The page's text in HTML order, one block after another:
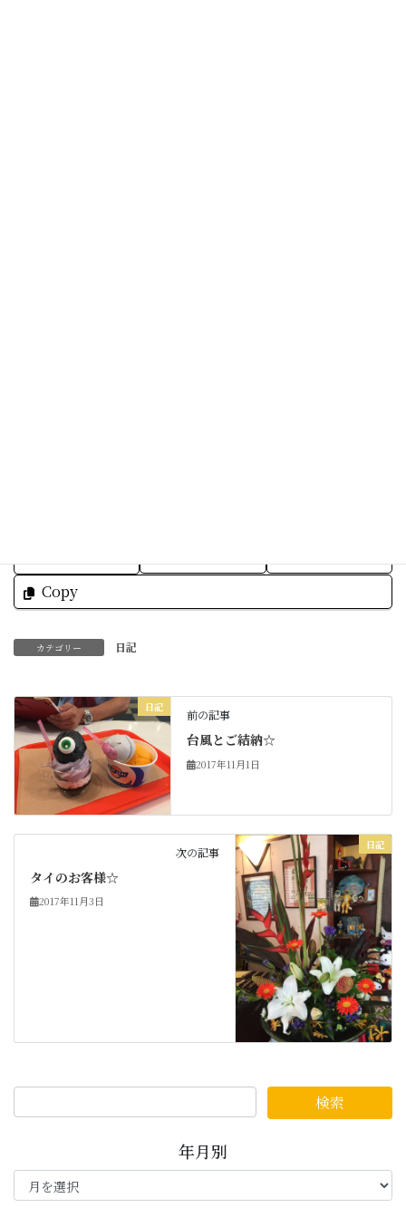
Copy
カテゴリー 日記
日記
前の記事
台風とご結納☆
2017年11月1日
日記
次の記事
タイのお客様☆
2017年11月3日
年月別
年
月